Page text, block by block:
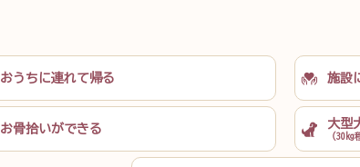
おうちに連れて帰る 施設
お骨拾いができる 大型
（30kg